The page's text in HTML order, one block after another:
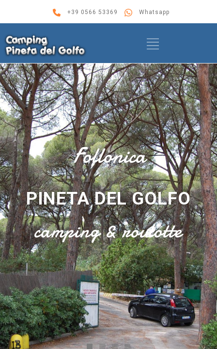
+39 0566 53369 Whatsapp
Follonica
PINETA DEL GOLFO
camping & roulotte